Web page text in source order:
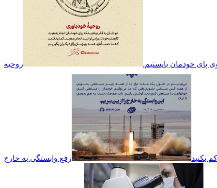
پای خودمان بایستیم. روحیه
بکنید رفع وابستگی به خارج